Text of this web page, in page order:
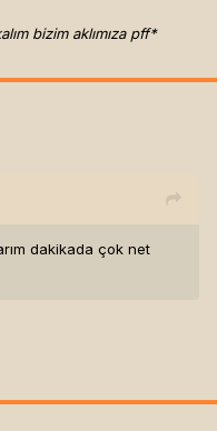
bizim aklımıza pff*
dakikada çok net